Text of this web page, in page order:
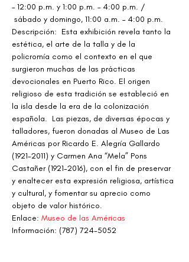
– 12:00 p.m. y 1:00 p.m. – 4:00 p.m. /
sábado y domingo, 11:00 a.m. – 4:00 p.m.
Descripción:  Esta exhibición revela tanto la
estética, el arte de la talla y de la
policromía como el contexto en el que
surgieron muchas de las prácticas
devocionales en Puerto Rico. El origen
religioso de esta tradición se estableció en
la isla desde la era de la colonización
española.  Las piezas, de diversas épocas y
talladores, fueron donadas al Museo de Las
Américas por Ricardo E. Alegría Gallardo
(1921-2011) y Carmen Ana “Mela” Pons
Castañer (1921-2016), con el fin de preservar
y enaltecer esta expresión religiosa, artística
y cultural, y fomentar su aprecio como
objeto de valor histórico.
Enlace: Museo de las Américas
Información: (787) 724-5052